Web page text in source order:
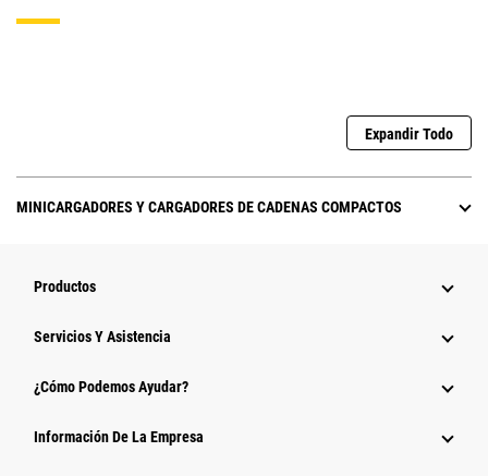
Expandir Todo
MINICARGADORES Y CARGADORES DE CADENAS COMPACTOS
Productos
Servicios Y Asistencia
¿Cómo Podemos Ayudar?
Información De La Empresa